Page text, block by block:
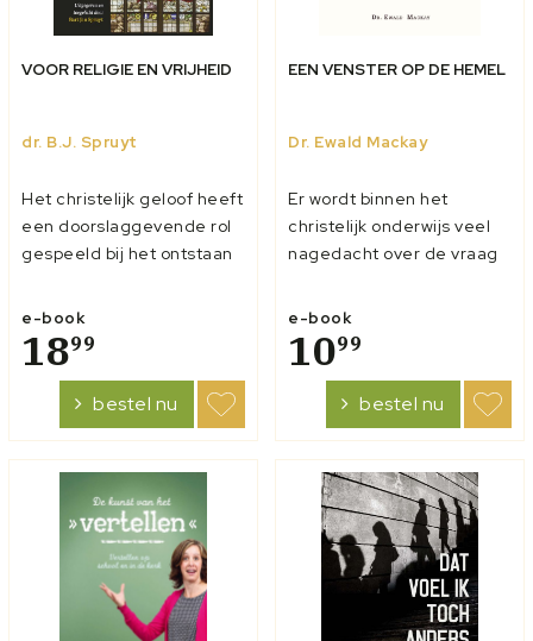
VOOR RELIGIE EN VRIJHEID
dr. B.J. Spruyt
Het christelijk geloof heeft
een doorslaggevende rol
gespeeld bij het ontstaan
tolerantie. Volgens het
liberale verhaal, dat heden
ten dage dominant is,
democratie, rechtstaat en
verdraagzaamheid aan de
Verlicht...
e-book
1899
bestel nu
EEN VENSTER OP DE HEMEL
Dr. Ewald Mackay
Er wordt binnen het
christelijk onderwijs veel
nagedacht over de vraag
en de lespraktijk zich tot
elkaar verhouden. Door de
alledagse hectiek komt de
verbinding tussen deze
twee vaak in het gedrang.
De auteur van Een
venster...
e-book
1099
bestel nu